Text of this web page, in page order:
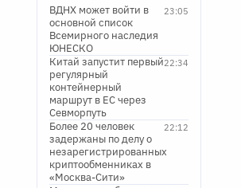
23:05
ВДНХ может войти в
основной список
Всемирного наследия
ЮНЕСКО
22:34
Китай запустит первый
регулярный
контейнерный
маршрут в ЕС через
Севморпуть
22:12
Более 20 человек
задержаны по делу о
незарегистрированных
криптообменниках в
«Москва-Сити»